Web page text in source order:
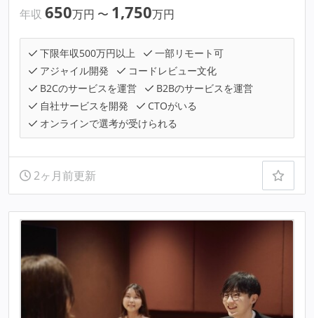
年収 650万円 〜 1,750万円
下限年収500万円以上
一部リモート可
アジャイル開発
コードレビュー文化
B2Cのサービスを運営
B2Bのサービスを運営
自社サービスを開発
CTOがいる
オンラインで選考が受けられる
2ヶ月前更新